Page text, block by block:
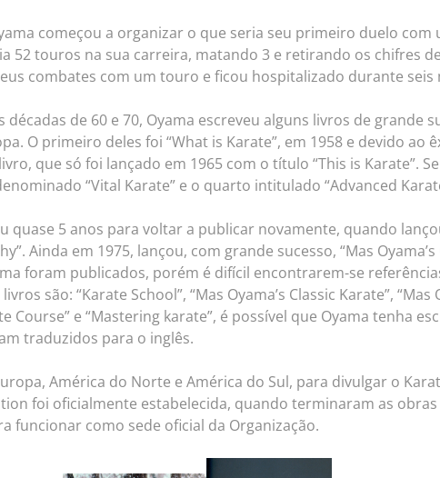
começou a organizar o que seria seu primeiro duelo com
52 touros na sua carreira, matando 3 e retirando os chifres
combates com um touro e ficou hospitalizado durante seis
décadas de 60 e 70, Oyama escreveu alguns livros de grande
O primeiro deles foi “What is Karate”, em 1958 e devido ao
que só foi lançado em 1965 com o título “This is Karate”.
“Vital Karate” e o quarto intitulado “Advanced
quase 5 anos para voltar a publicar novamente, quando
Ainda em 1975, lançou, com grande sucesso, “Mas
foram publicados, porém é difícil encontrarem-se
são: “Karate School”, “Mas Oyama’s Classic Karate”, “Mas
Course” e “Mastering karate”, é possível que Oyama tenha
traduzidos para o inglês.
América do Norte e América do Sul, para divulgar o
foi oficialmente estabelecida, quando terminaram as
funcionar como sede oficial da Organização.